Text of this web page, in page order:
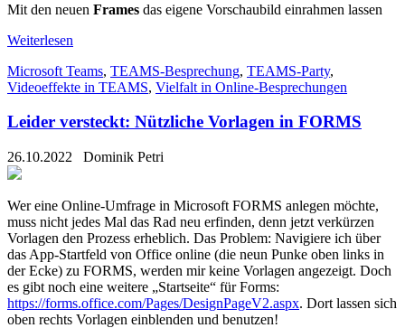
Mit den neuen Frames das eigene Vorschaubild einrahmen lassen
Weiterlesen
Microsoft Teams, TEAMS-Besprechung, TEAMS-Party,
Videoeffekte in TEAMS, Vielfalt in Online-Besprechungen
Leider versteckt: Nützliche Vorlagen in FORMS
26.10.2022 Dominik Petri
Wer eine Online-Umfrage in Microsoft FORMS anlegen möchte,
muss nicht jedes Mal das Rad neu erfinden, denn jetzt verkürzen
Vorlagen den Prozess erheblich. Das Problem: Navigiere ich über
das App-Startfeld von Office online (die neun Punke oben links in
der Ecke) zu FORMS, werden mir keine Vorlagen angezeigt. Doch
es gibt noch eine weitere „Startseite“ für Forms:
https://forms.office.com/Pages/DesignPageV2.aspx. Dort lassen sich
oben rechts Vorlagen einblenden und benutzen!